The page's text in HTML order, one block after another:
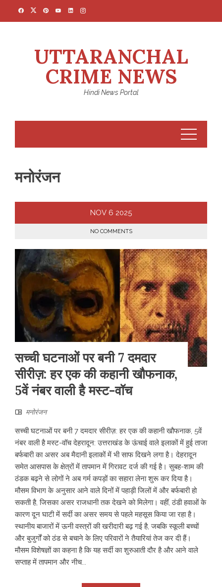
UTTARANCHAL
CRIME NEWS
Hindi News Portal
मनोरंजन
NOV 6 2025
NO COMMENTS
सच्ची घटनाओं पर बनी 7 दमदार
सीरीज़: हर एक की कहानी खौफनाक,
5वें नंबर वाली है मस्ट-वॉच
मनोरंजन
सच्ची घटनाओं पर बनी 7 दमदार सीरीज़: हर एक की कहानी खौफनाक, 5वें
नंबर वाली है मस्ट-वॉच देहरादून: उत्तराखंड के ऊंचाई वाले इलाकों में हुई ताजा
बर्फबारी का असर अब मैदानी इलाकों में भी साफ दिखने लगा है। देहरादून
समेत आसपास के क्षेत्रों में तापमान में गिरावट दर्ज की गई है। सुबह-शाम की
ठंडक बढ़ने से लोगों ने अब गर्म कपड़ों का सहारा लेना शुरू कर दिया है।
मौसम विभाग के अनुसार आने वाले दिनों में पहाड़ी जिलों में और बर्फबारी हो
सकती है, जिसका असर राजधानी तक देखने को मिलेगा। वहीं, ठंडी हवाओं के
कारण दून घाटी में सर्दी का असर समय से पहले महसूस किया जा रहा है।
स्थानीय बाजारों में ऊनी वस्त्रों की खरीदारी बढ़ गई है, जबकि स्कूली बच्चों
और बुजुर्गों को ठंड से बचाने के लिए परिवारों ने तैयारियां तेज कर दी हैं।
मौसम विशेषज्ञों का कहना है कि यह सर्दी का शुरुआती दौर है और आने वाले
सप्ताह में तापमान और नीच...